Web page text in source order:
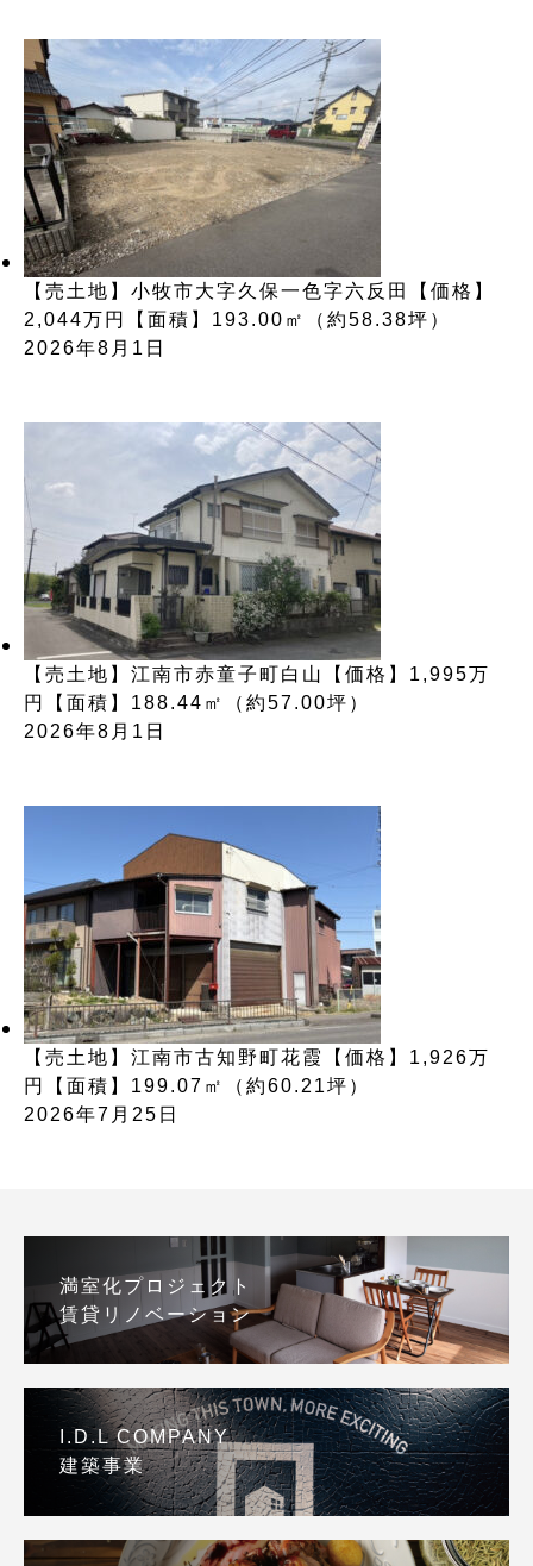
【売土地】小牧市大字久保一色字六反田【価格】
2,044万円【面積】193.00㎡（約58.38坪）
2026年8月1日
【売土地】江南市赤童子町白山【価格】1,995万
円【面積】188.44㎡（約57.00坪）
2026年8月1日
【売土地】江南市古知野町花霞【価格】1,926万
円【面積】199.07㎡（約60.21坪）
2026年7月25日
満室化プロジェクト
賃貸リノベーション
I.D.L COMPANY
建築事業